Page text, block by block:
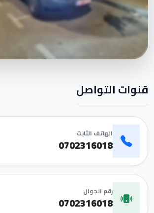
قنوات التواصل
الهاتف الثابت
0702316018
رقم الجوال
0702316018